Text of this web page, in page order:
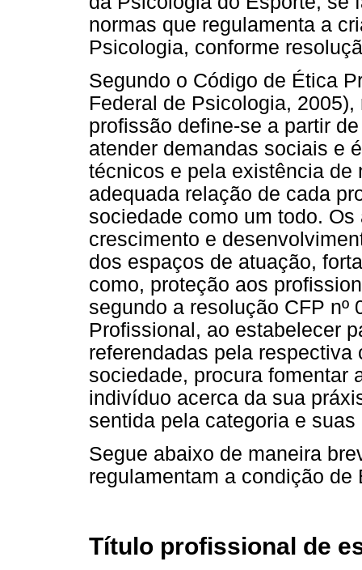
normas que regulamenta a
Psicologia, conforme
Segundo o Código de Ética
Federal de Psicologia,
profissão define-se a partir
atender demandas sociais e
técnicos e pela existência de
adequada relação de cada
sociedade como um todo.
crescimento e
dos espaços de atuação,
como, proteção aos
segundo a resolução CFP nº
Profissional, ao estabelecer
referendadas pela
sociedade, procura fomentar
indivíduo acerca da sua
sentida pela categoria e
Segue abaixo de maneira
regulamentam a condição
Título profissional de